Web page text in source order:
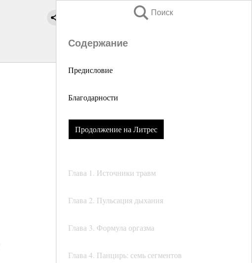
Поиск
Содержание
Предисловие
Благодарности
Продолжение на Литрес
Глава 1. Источники травм
Глава 2. Пульсация дыхания
Глава 3. Формула оргазма
Глава 4. Панцирь: семь сегментов